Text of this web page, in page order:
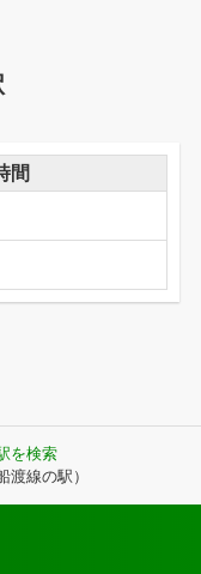
間
を検索
渡線の駅）